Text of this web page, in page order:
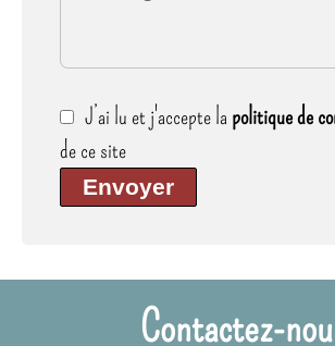
J’ai lu et j'accepte la politique de
de ce site
Envoyer
Contactez-